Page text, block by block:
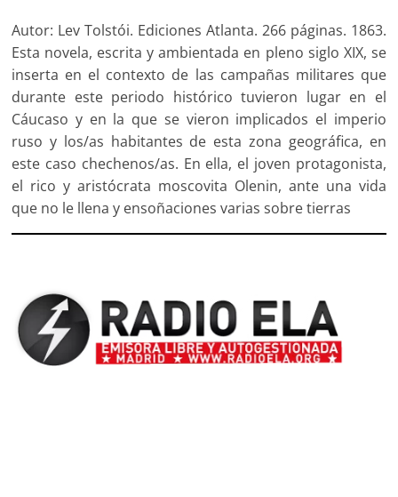
Autor: Lev Tolstói. Ediciones Atlanta. 266 páginas. 1863.
Esta novela, escrita y ambientada en pleno siglo XIX, se
inserta en el contexto de las campañas militares que
durante este periodo histórico tuvieron lugar en el
Cáucaso y en la que se vieron implicados el imperio
ruso y los/as habitantes de esta zona geográfica, en
este caso chechenos/as. En ella, el joven protagonista,
el rico y aristócrata moscovita Olenin, ante una vida
que no le llena y ensoñaciones varias sobre tierras